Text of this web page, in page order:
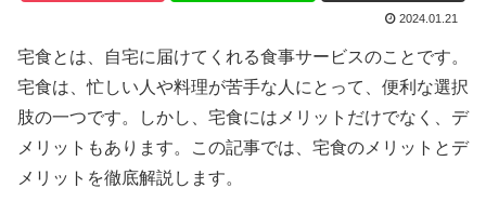
2024.01.21
宅食とは、自宅に届けてくれる食事サービスのことです。
宅食は、忙しい人や料理が苦手な人にとって、便利な選択
肢の一つです。しかし、宅食にはメリットだけでなく、デ
メリットもあります。この記事では、宅食のメリットとデ
メリットを徹底解説します。